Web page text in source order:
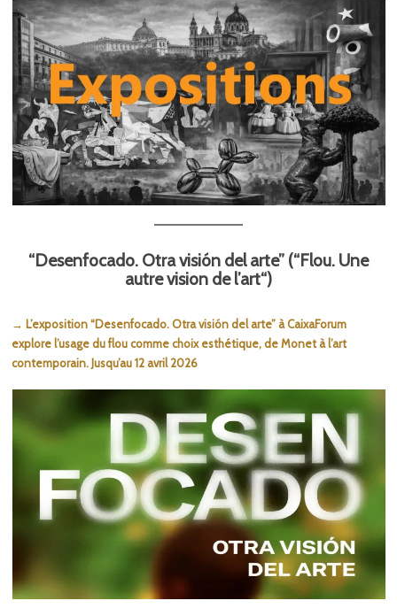
“Desenfocado. Otra visión del arte” (“Flou. Une
autre vision de l’art“)
→ L’exposition “Desenfocado. Otra visión del arte” à CaixaForum
explore l’usage du flou comme choix esthétique, de Monet à l’art
contemporain. Jusqu’au 12 avril 2026